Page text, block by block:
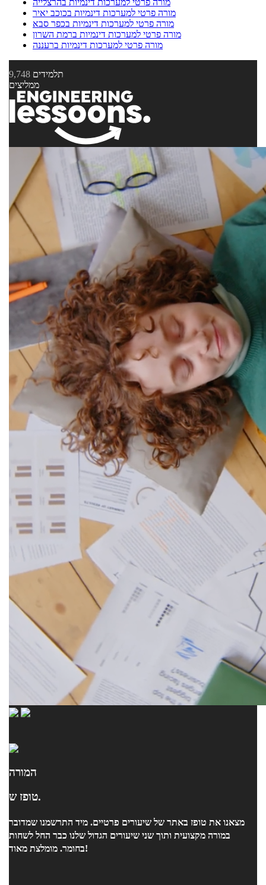
מורה פרטי למערכות דינמיות בכוכב יאיר
מורה פרטי למערכות דינמיות בכפר סבא
מורה פרטי למערכות דינמיות ברמת השרון
מורה פרטי למערכות דינמיות ברעננה
9,748 תלמידים
ממליצים
המורה
טופז ש.
מצאנו את טופז באתר של שיעורים פרטיים. מיד התרשמנו שמדובר
במורה מקצועית ותוך שני שיעורים הגדול שלנו כבר החל לשחות
בחומר. מומלצת מאוד!